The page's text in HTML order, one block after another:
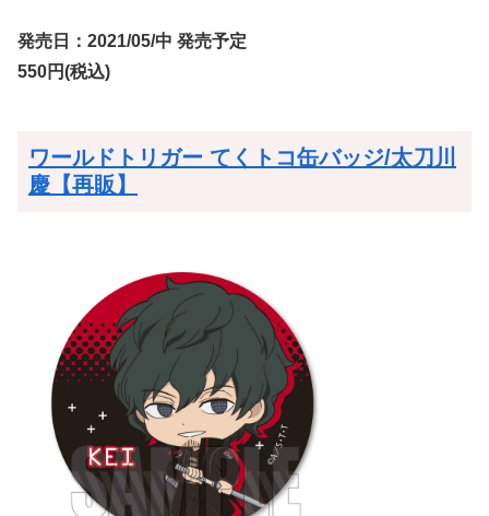
発売日：2021/05/中 発売予定
550円(税込)
ワールドトリガー てくトコ缶バッジ/太刀川
慶【再販】